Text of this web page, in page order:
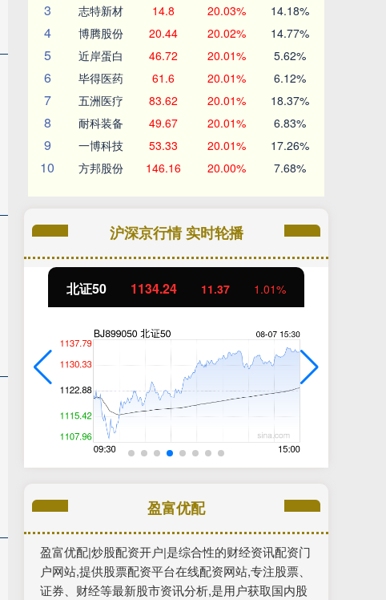
3 志特新材 14.8 20.03% 14.18%
4 博腾股份 20.44 20.02% 14.77%
5 近岸蛋白 46.72 20.01% 5.62%
6 毕得医药 61.6 20.01% 6.12%
7 五洲医疗 83.62 20.01% 18.37%
8 耐科装备 49.67 20.01% 6.83%
9 一博科技 53.33 20.01% 17.26%
10 方邦股份 146.16 20.00% 7.68%
沪深京行情 实时轮播
创业板指 3563.12 47.56 1.35%
盈富优配
盈富优配|炒股配资开户|是综合性的财经资讯配资门
户网站,提供股票配资平台在线配资网站,专注股票、
证券、财经等最新股市资讯分析,是用户获取国内股